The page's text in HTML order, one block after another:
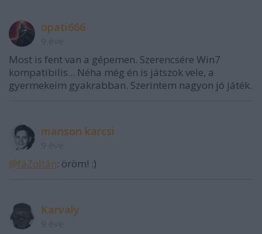
opati666
Most is fent van a gépemen. Szerencsére Win7
kompatibilis... Néha még én is játszok vele, a
gyermekeim gyakrabban. Szerintem nagyon jó játék.
manson karcsi
@fáZoltán: öröm! :)
Karvaly